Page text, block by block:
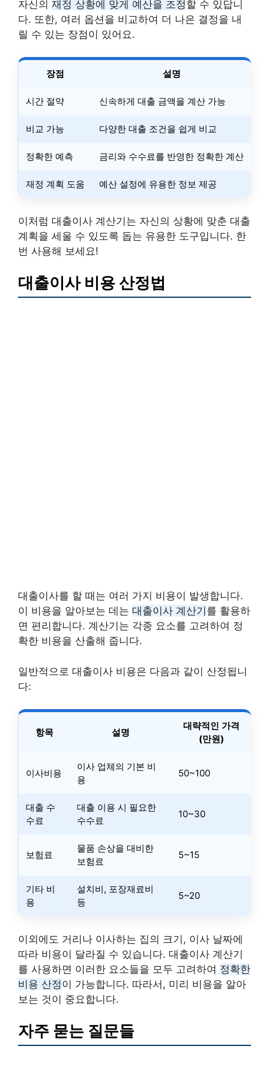
자신의 재정 상황에 맞게 예산을 조정할 수 있답니
다. 또한, 여러 옵션을 비교하여 더 나은 결정을 내
릴 수 있는 장점이 있어요.
장점 설명
시간 절약 신속하게 대출 금액을 계산 가능
비교 가능 다양한 대출 조건을 쉽게 비교
정확한 예측 금리와 수수료를 반영한 정확한 계산
재정 계획 도움 예산 설정에 유용한 정보 제공
이처럼 대출이사 계산기는 자신의 상황에 맞춘 대출
계획을 세울 수 있도록 돕는 유용한 도구입니다. 한
번 사용해 보세요!
대출이사 비용 산정법
대출이사를 할 때는 여러 가지 비용이 발생합니다.
이 비용을 알아보는 데는 대출이사 계산기 를 활용하
면 편리합니다. 계산기는 각종 요소를 고려하여 정
확한 비용을 산출해 줍니다.
일반적으로 대출이사 비용은 다음과 같이 산정됩니
다:
항목 설명
대략적인 가격
(만원)
이사비용
이사 업체의 기본 비
용
50~100
대출 수
수료
대출 이용 시 필요한
수수료
10~30
보험료
물품 손상을 대비한
보험료
5~15
기타 비
용
설치비, 포장재료비
등
5~20
이외에도 거리나 이사하는 집의 크기, 이사 날짜에
따라 비용이 달라질 수 있습니다. 대출이사 계산기
를 사용하면 이러한 요소들을 모두 고려하여 정확한
비용 산정이 가능합니다. 따라서, 미리 비용을 알아
보는 것이 중요합니다.
자주 묻는 질문들